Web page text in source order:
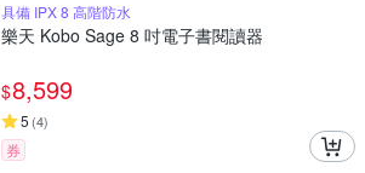
具備 IPX 8 高階防水
樂天 Kobo Sage 8 吋電子書閱讀器
$8,599
5 (4)
券